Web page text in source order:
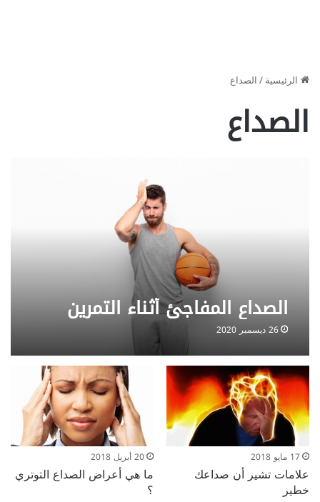
الرئيسية/الصداع
الصداع
الصداع المفاجئ أثناء التمرين
26 ديسمبر 2020
17 مايو 2018
علامات تشير أن صداعك
خطير
20 أبريل 2018
ما هي أعراض الصداع التوتري
؟